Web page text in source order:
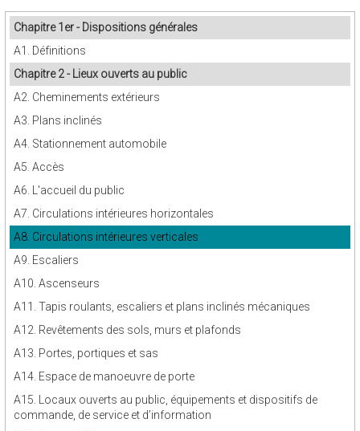
Chapitre 1er - Dispositions générales
A1. Définitions
Chapitre 2 - Lieux ouverts au public
A2. Cheminements extérieurs
A3. Plans inclinés
A4. Stationnement automobile
A5. Accès
A6. L'accueil du public
A7. Circulations intérieures horizontales
A8. Circulations intérieures verticales
A9. Escaliers
A10. Ascenseurs
A11. Tapis roulants, escaliers et plans inclinés mécaniques
A12. Revêtements des sols, murs et plafonds
A13. Portes, portiques et sas
A14. Espace de manoeuvre de porte
A15. Locaux ouverts au public, équipements et dispositifs de
commande, de service et d’information